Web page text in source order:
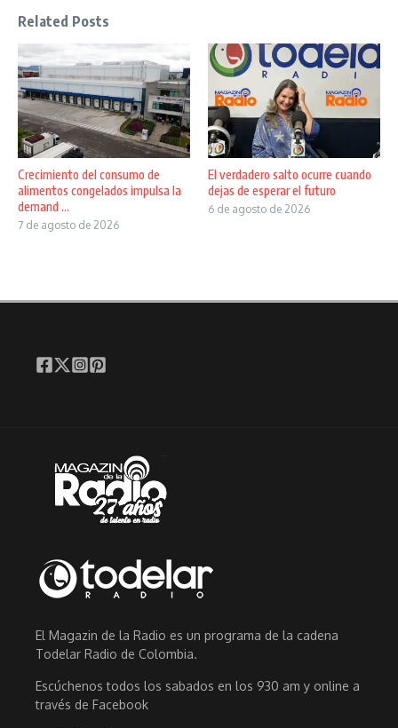
Related Posts
Crecimiento del consumo de
alimentos congelados impulsa la
demand ...
7 de agosto de 2026
El verdadero salto ocurre cuando
dejas de esperar el futuro
6 de agosto de 2026
El Magazin de la Radio es un programa de la cadena
Todelar Radio de Colombia.
Escúchenos todos los sabados en los 930 am y online a
través de Facebook